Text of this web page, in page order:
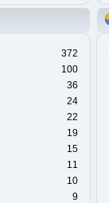
372
100
36
24
22
19
15
11
10
9